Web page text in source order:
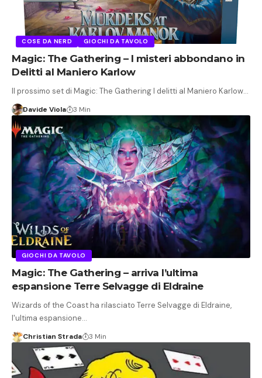
COSE DA NERD GIOCHI DA TAVOLO
Magic: The Gathering – I misteri abbondano in
Delitti al Maniero Karlow
Il prossimo set di Magic: The Gathering I delitti al Maniero Karlow…
Davide Viola 3 Min
GIOCHI DA TAVOLO
Magic: The Gathering – arriva l’ultima
espansione Terre Selvagge di Eldraine
Wizards of the Coast ha rilasciato Terre Selvagge di Eldraine,
l'ultima espansione…
Christian Strada 3 Min